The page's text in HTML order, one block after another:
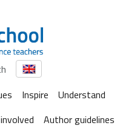
Inspire
Understand
Author guidelines